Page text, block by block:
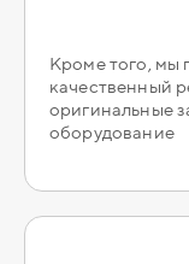
Кроме того, мы
качественный
оригинальные
оборудование